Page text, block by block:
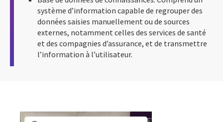
système d’information capable de regrouper des
données saisies manuellement ou de sources
externes, notamment celles des services de santé
et des compagnies d’assurance, et de transmettre
l’information à l’utilisateur.